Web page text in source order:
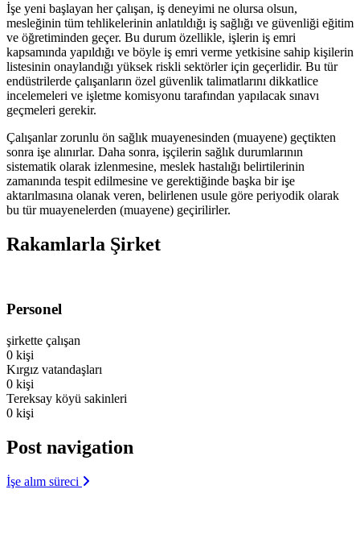
İşe yeni başlayan her çalışan, iş deneyimi ne olursa olsun,
mesleğinin tüm tehlikelerinin anlatıldığı iş sağlığı ve güvenliği eğitim
ve öğretiminden geçer. Bu durum özellikle, işlerin iş emri
kapsamında yapıldığı ve böyle iş emri verme yetkisine sahip kişilerin
listesinin onaylandığı yüksek riskli sektörler için geçerlidir. Bu tür
endüstrilerde çalışanların özel güvenlik talimatlarını dikkatlice
incelemeleri ve işletme komisyonu tarafından yapılacak sınavı
geçmeleri gerekir.
Çalışanlar zorunlu ön sağlık muayenesinden (muayene) geçtikten
sonra işe alınırlar. Daha sonra, işçilerin sağlık durumlarının
sistematik olarak izlenmesine, meslek hastalığı belirtilerinin
zamanında tespit edilmesine ve gerektiğinde başka bir işe
aktarılmasına olanak veren, belirlenen usule göre periyodik olarak
bu tür muayenelerden (muayene) geçirilirler.
Rakamlarla Şirket
Personel
şirkette çalışan
0 kişi
Kırgız vatandaşları
0 kişi
Tereksay köyü sakinleri
0 kişi
Post navigation
İşe alım süreci